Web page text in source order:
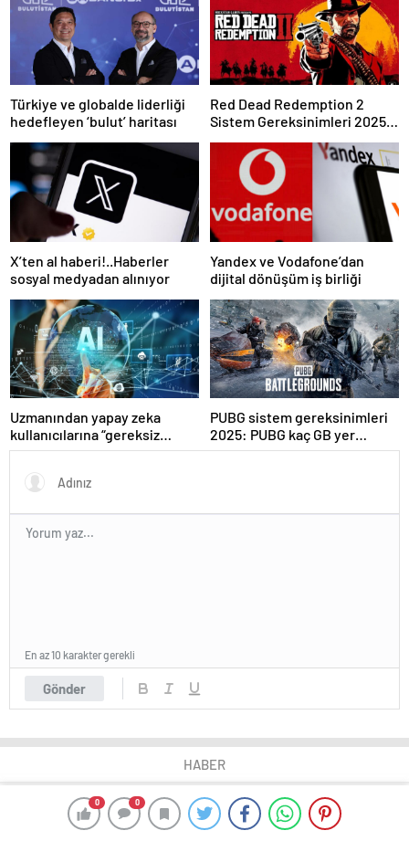
0 0
Türkiye ve globalde liderliği
hedefleyen ‘bulut’ haritası
Red Dead Redemption 2
Sistem Gereksinimleri 2025:
RDR 2 Kaç GB Yer Kaplar?
X’ten al haberi!..Haberler
sosyal medyadan alınıyor
Yandex ve Vodafone’dan
dijital dönüşüm iş birliği
Uzmanından yapay zeka
kullanıcılarına “gereksiz
sorgulardan kaçının”
PUBG sistem gereksinimleri
2025: PUBG kaç GB yer
kaplar?
Gönder
En az 10 karakter gerekli
HABER